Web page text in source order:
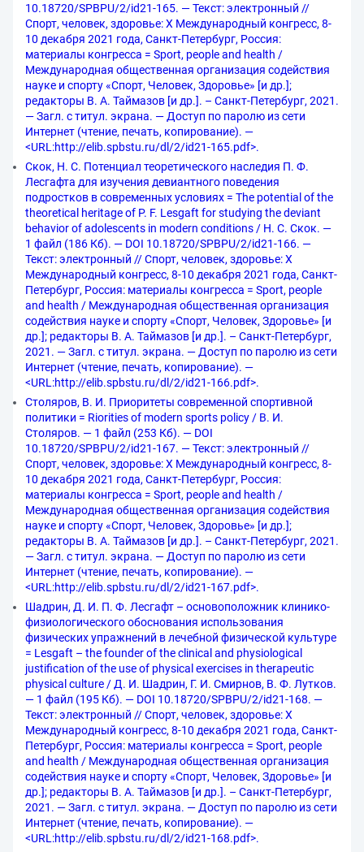
10.18720/SPBPU/2/id21-165. — Текст: электронный //
Спорт, человек, здоровье: X Международный конгресс, 8-
10 декабря 2021 года, Санкт-Петербург, Россия:
материалы конгресса = Sport, people and health /
Международная общественная организация содействия
науке и спорту «Спорт, Человек, Здоровье» [и др.];
редакторы В. А. Таймазов [и др.]. – Санкт-Петербург, 2021.
— Загл. с титул. экрана. — Доступ по паролю из сети
Интернет (чтение, печать, копирование). —
<URL:http://elib.spbstu.ru/dl/2/id21-165.pdf>.
Скок, Н. С. Потенциал теоретического наследия П. Ф.
Лесгафта для изучения девиантного поведения
подростков в современных условиях = The potential of the
theoretical heritage of P. F. Lesgaft for studying the deviant
behavior of adolescents in modern conditions / Н. С. Скок. —
1 файл (186 Кб). — DOI 10.18720/SPBPU/2/id21-166. —
Текст: электронный // Спорт, человек, здоровье: X
Международный конгресс, 8-10 декабря 2021 года, Санкт-
Петербург, Россия: материалы конгресса = Sport, people
and health / Международная общественная организация
содействия науке и спорту «Спорт, Человек, Здоровье» [и
др.]; редакторы В. А. Таймазов [и др.]. – Санкт-Петербург,
2021. — Загл. с титул. экрана. — Доступ по паролю из сети
Интернет (чтение, печать, копирование). —
<URL:http://elib.spbstu.ru/dl/2/id21-166.pdf>.
Столяров, В. И. Приоритеты современной спортивной
политики = Riorities of modern sports policy / В. И.
Столяров. — 1 файл (253 Кб). — DOI
10.18720/SPBPU/2/id21-167. — Текст: электронный //
Спорт, человек, здоровье: X Международный конгресс, 8-
10 декабря 2021 года, Санкт-Петербург, Россия:
материалы конгресса = Sport, people and health /
Международная общественная организация содействия
науке и спорту «Спорт, Человек, Здоровье» [и др.];
редакторы В. А. Таймазов [и др.]. – Санкт-Петербург, 2021.
— Загл. с титул. экрана. — Доступ по паролю из сети
Интернет (чтение, печать, копирование). —
<URL:http://elib.spbstu.ru/dl/2/id21-167.pdf>.
Шадрин, Д. И. П. Ф. Лесгафт – основоположник клинико-
физиологического обоснования использования
физических упражнений в лечебной физической культуре
= Lesgaft – the founder of the clinical and physiological
justification of the use of physical exercises in therapeutic
physical culture / Д. И. Шадрин, Г. И. Смирнов, В. Ф. Лутков.
— 1 файл (195 Кб). — DOI 10.18720/SPBPU/2/id21-168. —
Текст: электронный // Спорт, человек, здоровье: X
Международный конгресс, 8-10 декабря 2021 года, Санкт-
Петербург, Россия: материалы конгресса = Sport, people
and health / Международная общественная организация
содействия науке и спорту «Спорт, Человек, Здоровье» [и
др.]; редакторы В. А. Таймазов [и др.]. – Санкт-Петербург,
2021. — Загл. с титул. экрана. — Доступ по паролю из сети
Интернет (чтение, печать, копирование). —
<URL:http://elib.spbstu.ru/dl/2/id21-168.pdf>.